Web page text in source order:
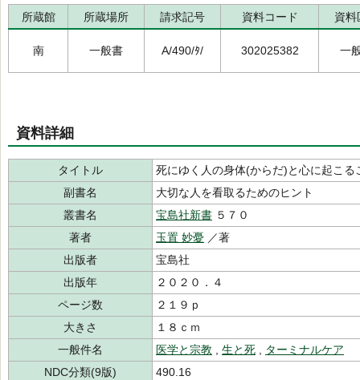
所蔵館 所蔵場所 請求記号 資料コード 資料
南 一般書 A/490/ﾀ/ 302025382 一
資料詳細
タイトル
死にゆく人の身体(からだ)と心に起こる
副書名
大切な人を看取るためのヒント
叢書名
宝島社新書 ５７０
著者
玉置 妙憂 ／著
出版者
宝島社
出版年
２０２０．４
ページ数
２１９ｐ
大きさ
１８ｃｍ
一般件名
医学と宗教 生と死
ターミナルケア
NDC分類(9版)
490.16